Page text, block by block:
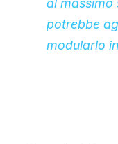
al massimo
potrebbe
modularlo